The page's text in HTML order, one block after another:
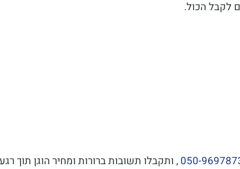
לקבל הכול.
, ותקבלו תשובות ברורות ומחיר הוגן תוך